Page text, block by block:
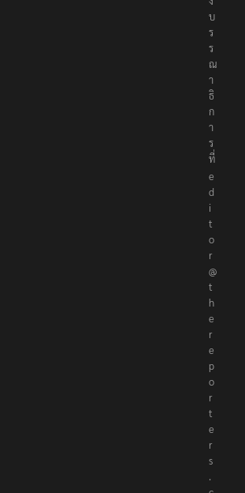
า
ว
ห
รื
อ
ติ
ด
ต่
อ
ก
อ
ง
บ
ร
ร
ณ
า
ธิ
ก
า
ร
ที่
e
d
i
t
o
r
@
t